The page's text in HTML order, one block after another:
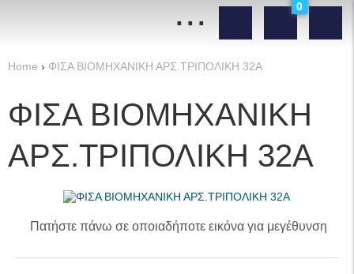
0
...
Home › ΦΙΣΑ ΒΙΟΜΗΧΑΝΙΚΗ ΑΡΣ.ΤΡΙΠΟΛΙΚΗ 32Α
ΦΙΣΑ ΒΙΟΜΗΧΑΝΙΚΗ
ΑΡΣ.ΤΡΙΠΟΛΙΚΗ 32Α
Πατήστε πάνω σε οποιαδήποτε εικόνα για μεγέθυνση